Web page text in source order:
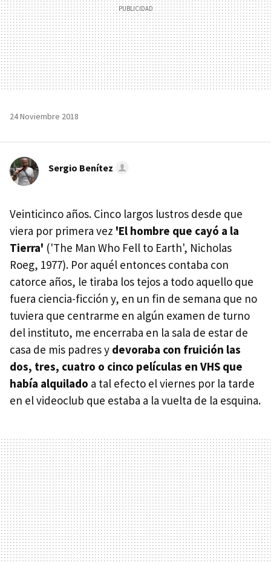
24 Noviembre 2018
Sergio Benítez
Veinticinco años. Cinco largos lustros desde que
viera por primera vez 'El hombre que cayó a la
Tierra' ('The Man Who Fell to Earth', Nicholas
Roeg, 1977). Por aquél entonces contaba con
catorce años, le tiraba los tejos a todo aquello que
fuera ciencia-ficción y, en un fin de semana que no
tuviera que centrarme en algún examen de turno
del instituto, me encerraba en la sala de estar de
casa de mis padres y devoraba con fruición las
dos, tres, cuatro o cinco películas en VHS que
había alquilado a tal efecto el viernes por la tarde
en el videoclub que estaba a la vuelta de la esquina.